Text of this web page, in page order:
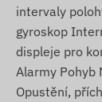
intervaly
gyroskop
displeje pro
Alarmy Pohyb
Opustění,